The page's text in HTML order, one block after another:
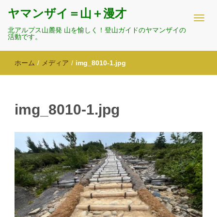
ヤマンザイ＝山＋漫才
北アルプス山麓発 山を愉しく！登山ガイドのヤマンザイの
活動です。
ホーム / メディア / img_8010-1.jpg
img_8010-1.jpg